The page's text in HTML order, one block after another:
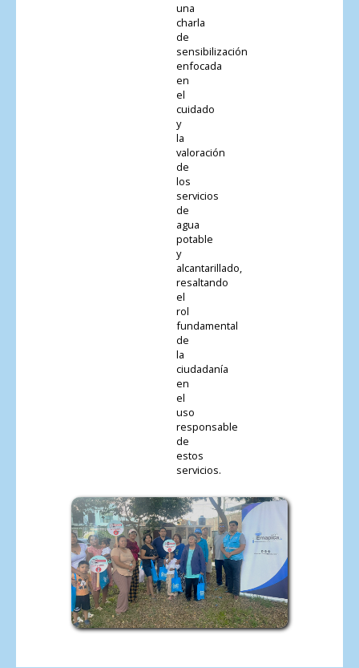
una
charla
de
sensibilización
enfocada
en
el
cuidado
y
la
valoración
de
los
servicios
de
agua
potable
y
alcantarillado,
resaltando
el
rol
fundamental
de
la
ciudadanía
en
el
uso
responsable
de
estos
servicios.